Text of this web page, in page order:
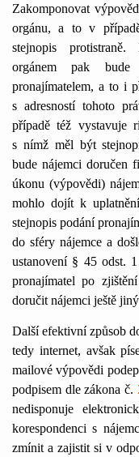
Zakomponovat
orgánu, a to v
stejnopis
orgánem pak bude
pronajímatelem, a to i
s adresností tohoto
případě též vystavuje
s nímž měl být
bude nájemci doručen
úkonu (výpovědi)
mohlo dojít k
stejnopis podání
do sféry nájemce a
ustanovení § 45 odst.
pronajímatel po
doručit nájemci ještě
Další efektivní způsob
tedy internet, avšak
mailové výpovědi
podpisem dle zákona č.
nedisponuje
korespondenci s
zmínit a zajistit si v